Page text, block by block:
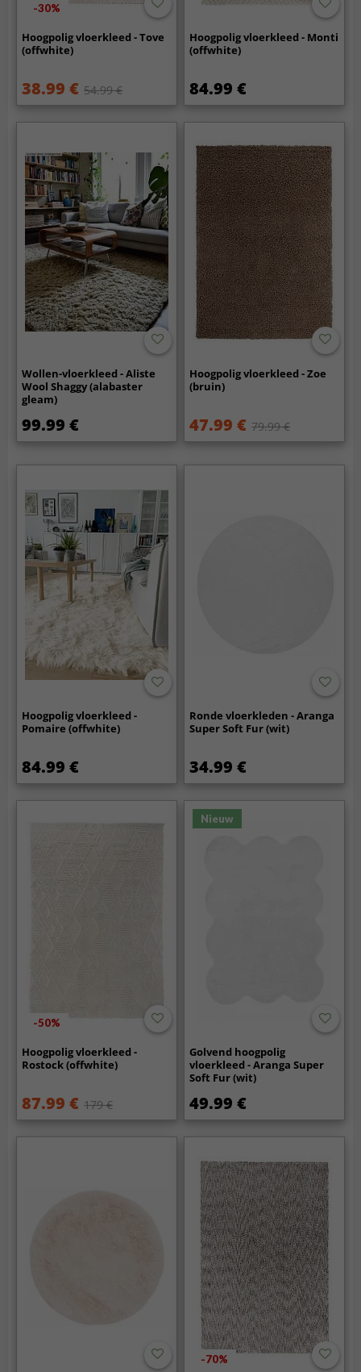
-30%
Hoogpolig vloerkleed - Tove
(offwhite)
38.99 € 54.99 €
Hoogpolig vloerkleed - Monti
(offwhite)
84.99 €
Wollen-vloerkleed - Aliste
Wool Shaggy (alabaster
gleam)
99.99 €
Hoogpolig vloerkleed - Zoe
(bruin)
47.99 € 79.99 €
Hoogpolig vloerkleed -
Pomaire (offwhite)
84.99 €
Ronde vloerkleden - Aranga
Super Soft Fur (wit)
34.99 €
-50%
Hoogpolig vloerkleed -
Rostock (offwhite)
87.99 € 179 €
Nieuw
Golvend hoogpolig
vloerkleed - Aranga Super
Soft Fur (wit)
49.99 €
-70%